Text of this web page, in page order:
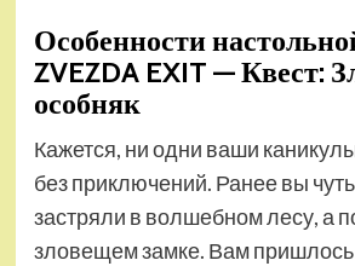
Особенности
ZVEZDA EXIT — Квест:
особняк
Кажется, ни одни ваши
без приключений. Ранее вы
застряли в волшебном лесу, а
зловещем замке. Вам